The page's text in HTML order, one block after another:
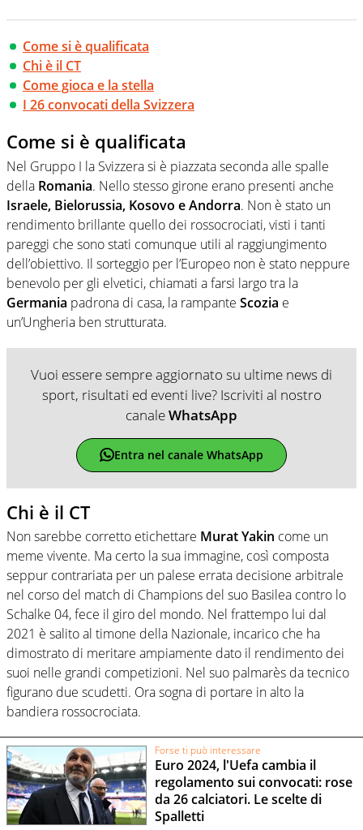
Come si è qualificata
Chi è il CT
Come gioca e la stella
I 26 convocati della Svizzera
Come si è qualificata
Nel Gruppo I la Svizzera si è piazzata seconda alle spalle
della Romania. Nello stesso girone erano presenti anche
Israele, Bielorussia, Kosovo e Andorra. Non è stato un
rendimento brillante quello dei rossocrociati, visti i tanti
pareggi che sono stati comunque utili al raggiungimento
dell’obiettivo. Il sorteggio per l’Europeo non è stato neppure
benevolo per gli elvetici, chiamati a farsi largo tra la
Germania padrona di casa, la rampante Scozia e
un’Ungheria ben strutturata.
Vuoi essere sempre aggiornato su ultime news di
sport, risultati ed eventi live? Iscriviti al nostro
canaleWhatsApp
Entra nel canale WhatsApp
Chi è il CT
Non sarebbe corretto etichettare Murat Yakin come un
meme vivente. Ma certo la sua immagine, così composta
seppur contrariata per un palese errata decisione arbitrale
nel corso del match di Champions del suo Basilea contro lo
Schalke 04, fece il giro del mondo. Nel frattempo lui dal
2021 è salito al timone della Nazionale, incarico che ha
dimostrato di meritare ampiamente dato il rendimento dei
suoi nelle grandi competizioni. Nel suo palmarès da tecnico
figurano due scudetti. Ora sogna di portare in alto la
bandiera rossocrociata.
Forse ti può interessare
Euro 2024, l'Uefa cambia il
regolamento sui convocati: rose
da 26 calciatori. Le scelte di
Spalletti